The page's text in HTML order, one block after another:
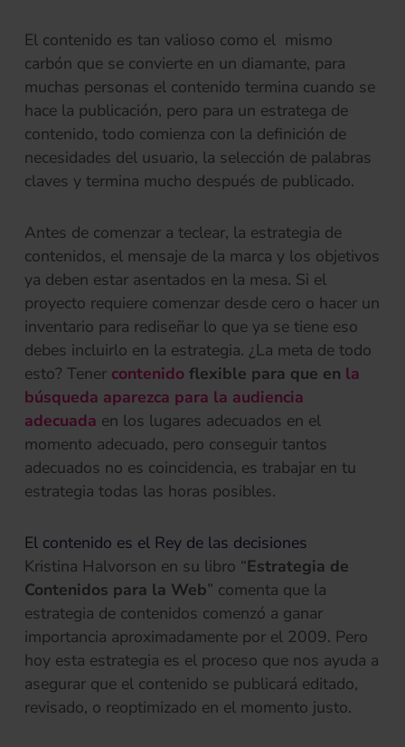
El contenido es tan valioso como el mismo
carbón que se convierte en un diamante, para
muchas personas el contenido termina cuando se
hace la publicación, pero para un estratega de
contenido, todo comienza con la definición de
necesidades del usuario, la selección de palabras
claves y termina mucho después de publicado.
Antes de comenzar a teclear, la estrategia de
contenidos, el mensaje de la marca y los objetivos
ya deben estar asentados en la mesa. Si el
proyecto requiere comenzar desde cero o hacer un
inventario para rediseñar lo que ya se tiene eso
debes incluirlo en la estrategia. ¿La meta de todo
esto? Tener contenido flexible para que en la
búsqueda aparezca para la audiencia
adecuada en los lugares adecuados en el
momento adecuado, pero conseguir tantos
adecuados no es coincidencia, es trabajar en tu
estrategia todas las horas posibles.
El contenido es el Rey de las decisiones
Kristina Halvorson en su libro “Estrategia de
Contenidos para la Web” comenta que la
estrategia de contenidos comenzó a ganar
importancia aproximadamente por el 2009. Pero
hoy esta estrategia es el proceso que nos ayuda a
asegurar que el contenido se publicará editado,
revisado, o reoptimizado en el momento justo.